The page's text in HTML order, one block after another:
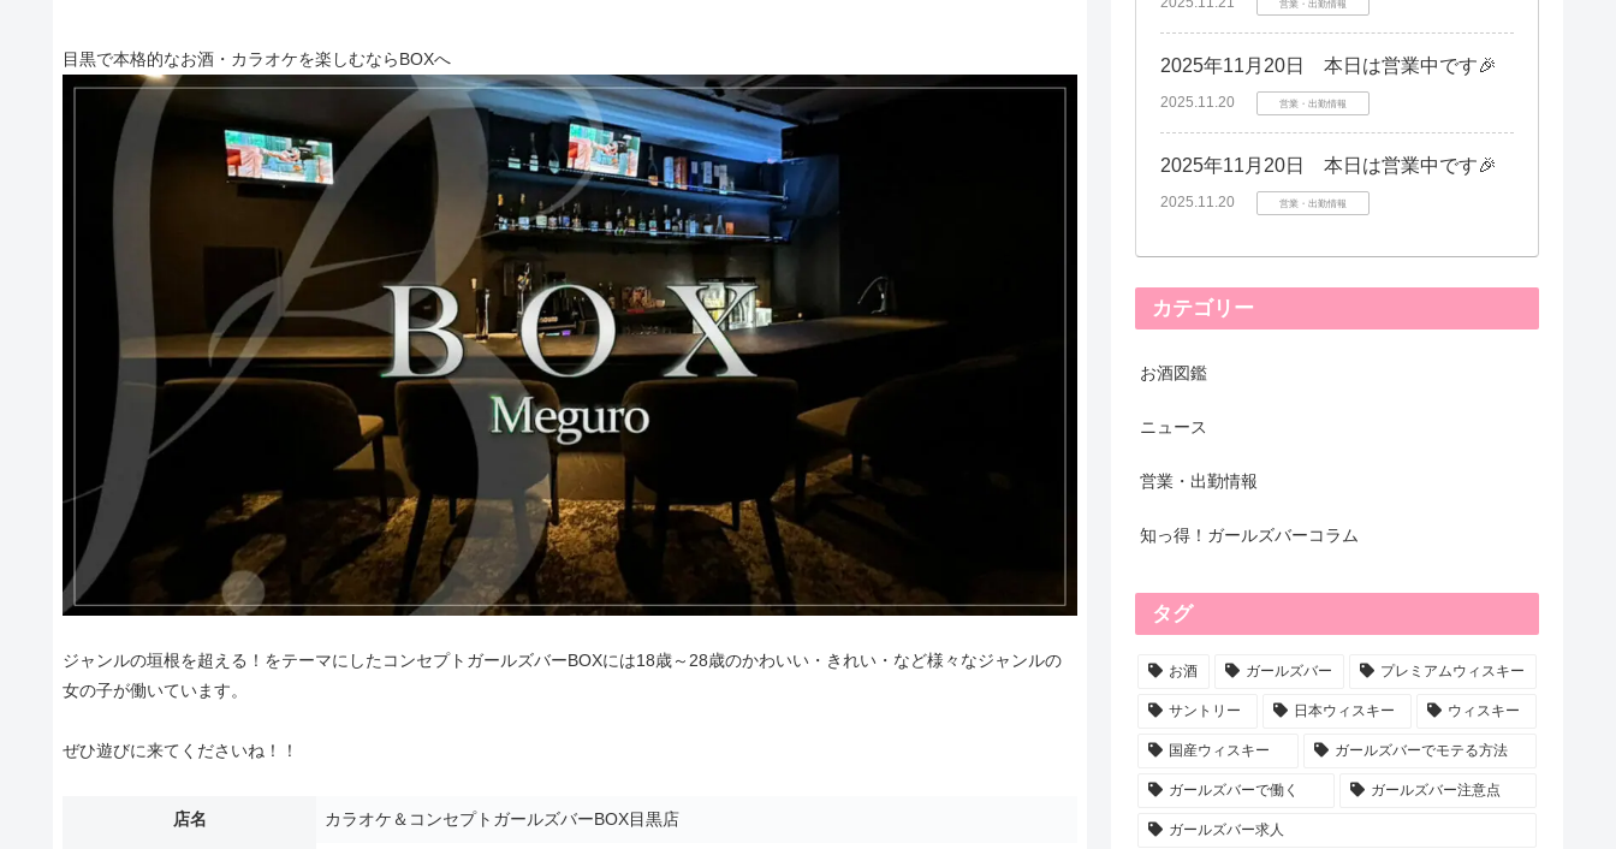
目黒で本格的なお酒・カラオケを楽しむならBOXへ
ジャンルの垣根を超える！をテーマにしたコンセプトガールズバーBOXには18歳～28歳のかわいい・きれい・など様々なジャンルの
女の子が働いています。
ぜひ遊びに来てくださいね！！
店名 カラオケ＆コンセプトガールズバーBOX目黒店
営業・出勤情報
2025年11月20日 本日は営業中です🎉
2025.11.20 営業・出勤情報
2025年11月20日 本日は営業中です🎉
2025.11.20 営業・出勤情報
カテゴリー
お酒図鑑
ニュース
営業・出勤情報
知っ得！ガールズバーコラム
タグ
お酒 ガールズバー プレミアムウィスキー
サントリー 日本ウィスキー ウィスキー
国産ウィスキー ガールズバーでモテる方法
ガールズバーで働く ガールズバー注意点
ガールズバー求人